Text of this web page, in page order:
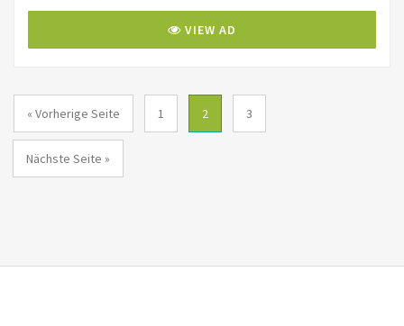
VIEW AD
« Vorherige Seite 1 2 3
Nächste Seite »